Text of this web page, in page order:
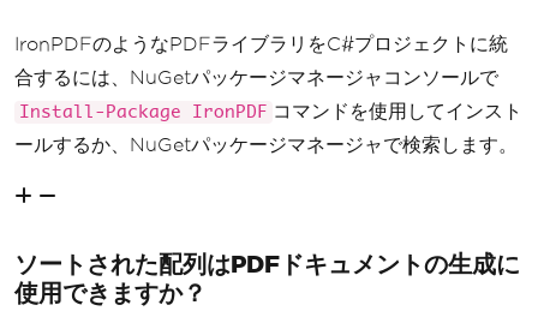
IronPDFのようなPDFライブラリをC#プロジェクトに統
合するには、NuGetパッケージマネージャコンソールで
Install-Package IronPDF コマンドを使用してインスト
ールするか、NuGetパッケージマネージャで検索します。
ソートされた配列はPDFドキュメントの生成に
使用できますか？